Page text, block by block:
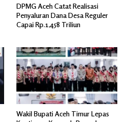
DPMG Aceh Catat Realisasi
Penyaluran Dana Desa Reguler
Capai Rp.1,458 Triliun
Wakil Bupati Aceh Timur Lepas